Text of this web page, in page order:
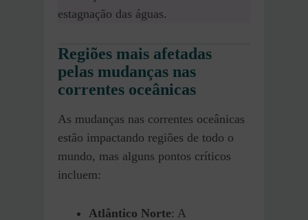
estagnação das águas.
Regiões mais afetadas
pelas mudanças nas
correntes oceânicas
As mudanças nas correntes oceânicas
estão impactando regiões de todo o
mundo, mas alguns pontos críticos
incluem:
Atlântico Norte: A